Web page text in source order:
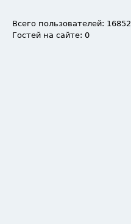
Всего пользователей: 16852
Гостей на сайте: 0